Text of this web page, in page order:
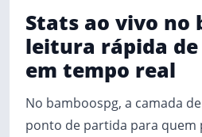
Stats ao vivo no
leitura rápida
em tempo real
No bamboospg, a camada
ponto de partida para quem